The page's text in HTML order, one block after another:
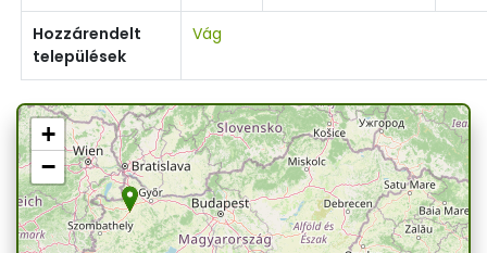
Hozzárendelt
települések
Vág
+
−